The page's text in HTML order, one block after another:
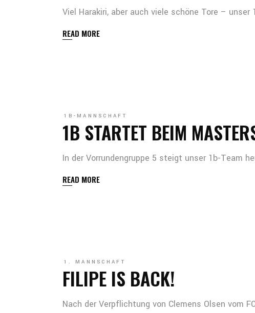
Viel Harakiri, aber auch viele schöne Tore –
READ MORE
1B-MANNSCHAFT
1B STARTET BEIM
In der Vorrundengruppe 5 steigt unser 1b-Team
READ MORE
1. MANNSCHAFT
FILIPE IS BACK!
Nach der Verpflichtung von Clemens Olsen vom